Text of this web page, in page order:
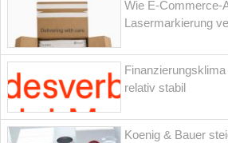
Wie E-Commerce-
Lasermarkierung
relativ stabil
Koenig & Bauer